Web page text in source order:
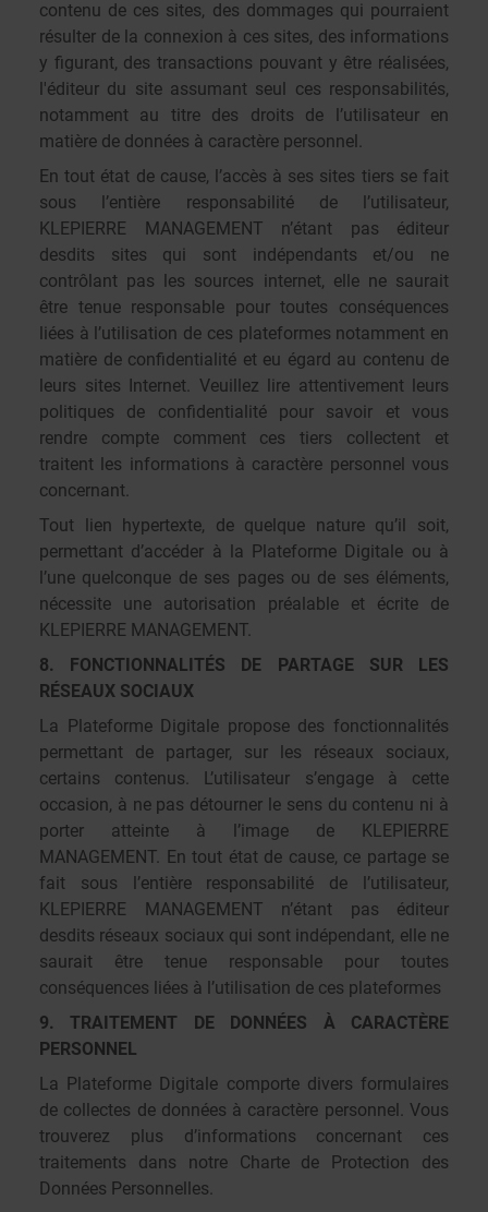
contenu de ces sites, des dommages qui pourraient
résulter de la connexion à ces sites, des informations
y figurant, des transactions pouvant y être réalisées,
l'éditeur du site assumant seul ces responsabilités,
notamment au titre des droits de l’utilisateur en
matière de données à caractère personnel.
En tout état de cause, l’accès à ses sites tiers se fait
sous l’entière responsabilité de l’utilisateur,
KLEPIERRE MANAGEMENT n’étant pas éditeur
desdits sites qui sont indépendants et/ou ne
contrôlant pas les sources internet, elle ne saurait
être tenue responsable pour toutes conséquences
liées à l’utilisation de ces plateformes notamment en
matière de confidentialité et eu égard au contenu de
leurs sites Internet. Veuillez lire attentivement leurs
politiques de confidentialité pour savoir et vous
rendre compte comment ces tiers collectent et
traitent les informations à caractère personnel vous
concernant.
Tout lien hypertexte, de quelque nature qu’il soit,
permettant d’accéder à la Plateforme Digitale ou à
l’une quelconque de ses pages ou de ses éléments,
nécessite une autorisation préalable et écrite de
KLEPIERRE MANAGEMENT.
8. FONCTIONNALITÉS DE PARTAGE SUR LES
RÉSEAUX SOCIAUX
La Plateforme Digitale propose des fonctionnalités
permettant de partager, sur les réseaux sociaux,
certains contenus. L’utilisateur s’engage à cette
occasion, à ne pas détourner le sens du contenu ni à
porter atteinte à l’image de KLEPIERRE
MANAGEMENT. En tout état de cause, ce partage se
fait sous l’entière responsabilité de l’utilisateur,
KLEPIERRE MANAGEMENT n’étant pas éditeur
desdits réseaux sociaux qui sont indépendant, elle ne
saurait être tenue responsable pour toutes
conséquences liées à l’utilisation de ces plateformes
9. TRAITEMENT DE DONNÉES À CARACTÈRE
PERSONNEL
La Plateforme Digitale comporte divers formulaires
de collectes de données à caractère personnel. Vous
trouverez plus d’informations concernant ces
traitements dans notre Charte de Protection des
Données Personnelles.